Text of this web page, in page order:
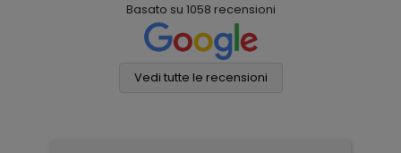
Basato su 1058 recensioni
Vedi tutte le recensioni